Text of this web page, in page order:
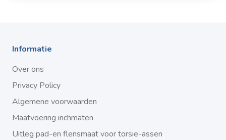
Informatie
Over ons
Privacy Policy
Algemene voorwaarden
Maatvoering inchmaten
Uitleg pad-en flensmaat voor torsie-assen